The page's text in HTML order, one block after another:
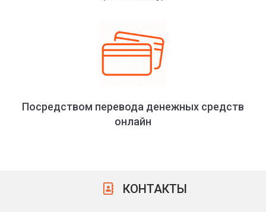
Посредством перевода денежных средств
онлайн
КОНТАКТЫ